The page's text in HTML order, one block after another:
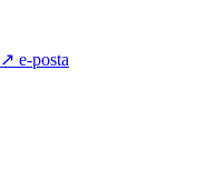
↗ e-posta